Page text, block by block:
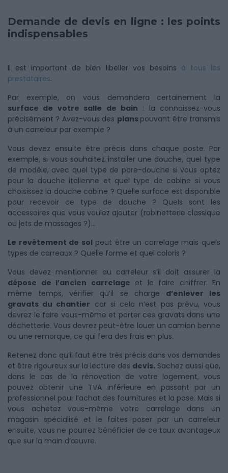
Demande de devis en ligne : les points
indispensables
Il est important de bien libeller vos besoins à tous les
prestataires.
Par exemple, on vous demandera certainement la
surface de votre salle de bain : la connaissez-vous
précisément ? Avez-vous des plans pouvant être transmis
à un carreleur par exemple ?
Vous devez ensuite être précis dans chaque poste. Par
exemple, si vous souhaitez installer une douche, quel type
de modèle, avec quel type de pare-douche si vous optez
pour la douche italienne et quel type de cabine si vous
choisissez la douche cabine ? Quelle surface est disponible
pour recevoir ce type de douche ? Quels sont les
accessoires que vous voulez ajouter (robinetterie classique
ou jets de massages ?)…
Le revêtement de solpeut être un carrelage mais quels
types de carreaux ? Quelle forme et quel coloris ?
Vous devez mentionner au carreleur s’il doit assurer la
dépose de l’ancien carrelage et le faire chiffrer. En
même temps, vérifier qu’il se charge d’enlever les
gravats du chantier car si cela n’est pas prévu, vous
devrez le faire vous-même et porter ces gravats dans une
déchetterie. Vous devrez peut-être louer un camion benne
ou une remorque, ce qui fera des frais en plus.
Retenez donc qu’il faut être très précis dans vos demandes
et être rigoureux sur la lecture des devis. Sachez aussi que,
dans le cas de la rénovation de votre logement, vous
pouvez obtenir une TVA inférieure en passant par un
professionnel pour l’achat des fournitures et la pose. Mais si
vous achetez vous-même votre carrelage dans un
magasin spécialisé et le faites poser par un carreleur
ensuite, vous ne pourrez bénéficier de ce taux avantageux
que sur la main d’œuvre.